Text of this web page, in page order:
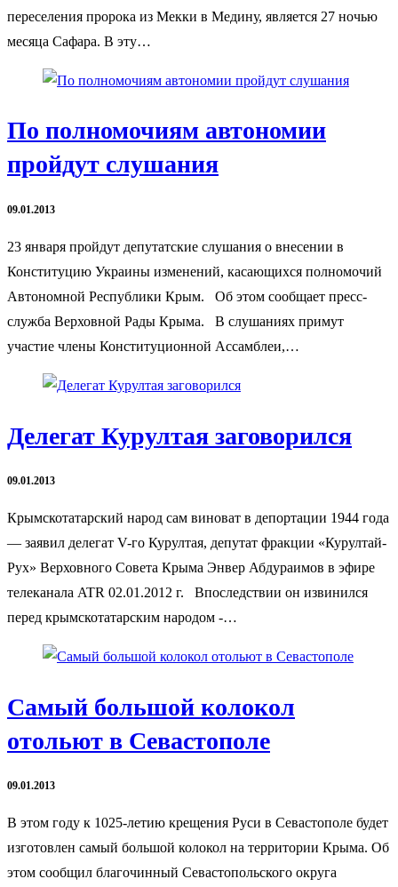
переселения пророка из Мекки в Медину, является 27 ночью
месяца Сафара. В эту…
По полномочиям автономии
пройдут слушания
09.01.2013
23 января пройдут депутатские слушания о внесении в
Конституцию Украины изменений, касающихся полномочий
Автономной Республики Крым. Об этом сообщает пресс-
служба Верховной Рады Крыма. В слушаниях примут
участие члены Конституционной Ассамблеи,…
Делегат Курултая заговорился
09.01.2013
Крымскотатарский народ сам виноват в депортации 1944 года
— заявил делегат V-го Курултая, депутат фракции «Курултай-
Рух» Верховного Совета Крыма Энвер Абдураимов в эфире
телеканала ATR 02.01.2012 г. Впоследствии он извинился
перед крымскотатарским народом -…
Самый большой колокол
отольют в Севастополе
09.01.2013
В этом году к 1025-летию крещения Руси в Севастополе будет
изготовлен самый большой колокол на территории Крыма. Об
этом сообщил благочинный Севастопольского округа